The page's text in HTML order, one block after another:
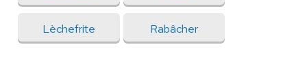
Lèchefrite Rabâcher